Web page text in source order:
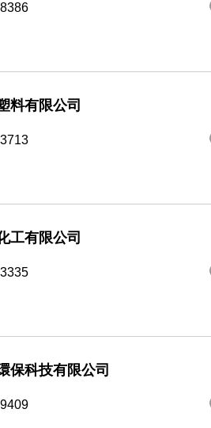
料有限公司
工有限公司
保科技有限公司